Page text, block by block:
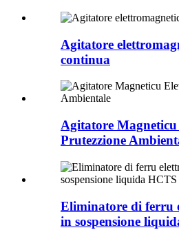
Agitatore
continua
Agitatore
Prutezzione
Eliminatore di ferru
in sospensione